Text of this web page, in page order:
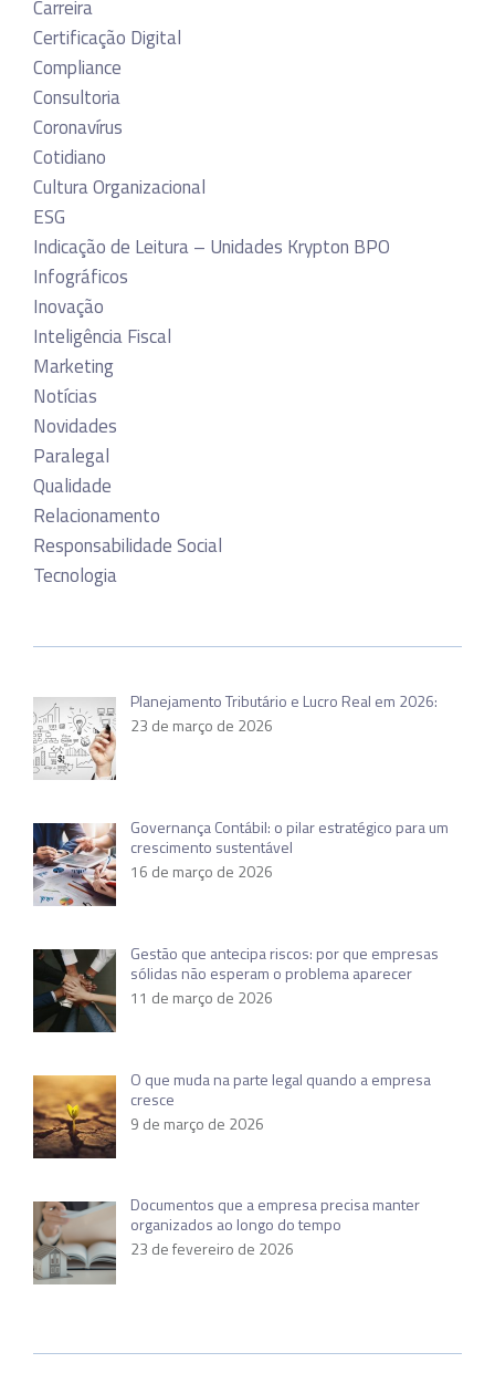
Carreira
Certificação Digital
Compliance
Consultoria
Coronavírus
Cotidiano
Cultura Organizacional
ESG
Indicação de Leitura – Unidades Krypton BPO
Infográficos
Inovação
Inteligência Fiscal
Marketing
Notícias
Novidades
Paralegal
Qualidade
Relacionamento
Responsabilidade Social
Tecnologia
Planejamento Tributário e Lucro Real em 2026:
23 de março de 2026
Governança Contábil: o pilar estratégico para um
crescimento sustentável
16 de março de 2026
Gestão que antecipa riscos: por que empresas
sólidas não esperam o problema aparecer
11 de março de 2026
O que muda na parte legal quando a empresa
cresce
9 de março de 2026
Documentos que a empresa precisa manter
organizados ao longo do tempo
23 de fevereiro de 2026